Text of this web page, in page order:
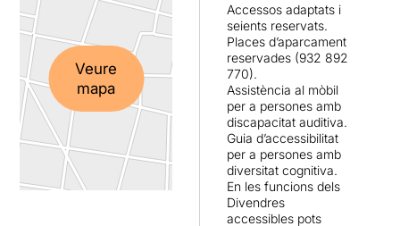
Veure
mapa
Accessos adaptats i
seients reservats.
Places d’aparcament
reservades (932 892
770).
Assistència al mòbil
per a persones amb
discapacitat auditiva.
Guia d’accessibilitat
per a persones amb
diversitat cognitiva.
En les funcions dels
Divendres
accessibles pots